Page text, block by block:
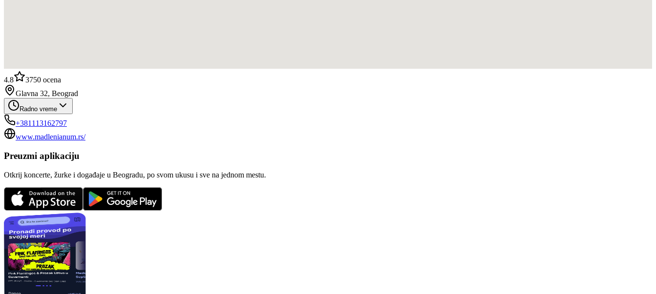
4.8 3750 ocena
Glavna 32, Beograd
Radno vreme
+381113162797
www.madlenianum.rs/
Preuzmi aplikaciju
Otkrij koncerte, žurke i događaje u Beogradu, po svom ukusu i sve na jednom mestu.